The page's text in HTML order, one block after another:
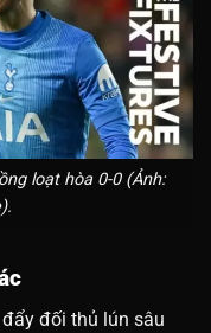
loạt hòa 0-0 (Ảnh:
đẩy đối thủ lún sâu